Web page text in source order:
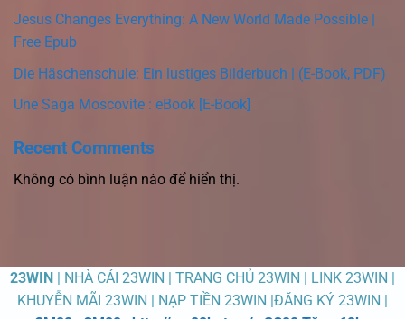
Jesus Changes Everything: A New World Made Possible |
Free Epub
Die Häschenschule: Ein lustiges Bilderbuch | (E-Book, PDF)
Une Saga Moscovite : eBook [E-Book]
Recent Comments
Không có bình luận nào để hiển thị.
23WIN | NHÀ CÁI 23WIN | TRANG CHỦ 23WIN | LINK 23WIN |
KHUYỄN MÃI 23WIN | NẠP TIỀN 23WIN |ĐĂNG KÝ 23WIN |